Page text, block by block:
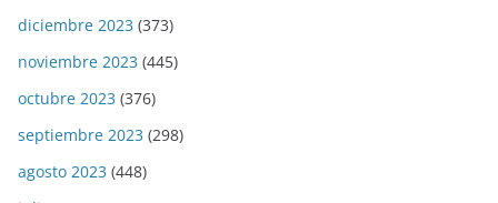
diciembre 2023 (373)
noviembre 2023 (445)
octubre 2023 (376)
septiembre 2023 (298)
agosto 2023 (448)